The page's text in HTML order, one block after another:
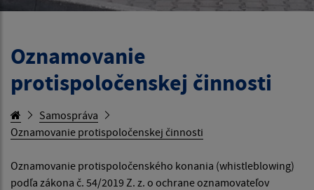
Oznamovanie
protispoločenskej činnosti
Samospráva
Oznamovanie protispoločenskej činnosti
Oznamovanie protispoločenského konania (whistleblowing)
podľa zákona č. 54/2019 Z. z. o ochrane oznamovateľov